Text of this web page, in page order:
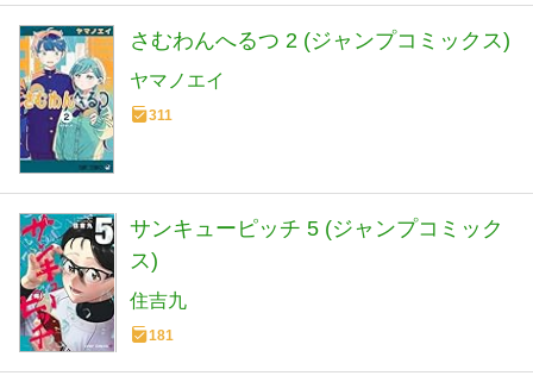
さむわんへるつ 2 (ジャンプコミックス)
ヤマノエイ
311
サンキューピッチ 5 (ジャンプコミック
ス)
住吉九
181